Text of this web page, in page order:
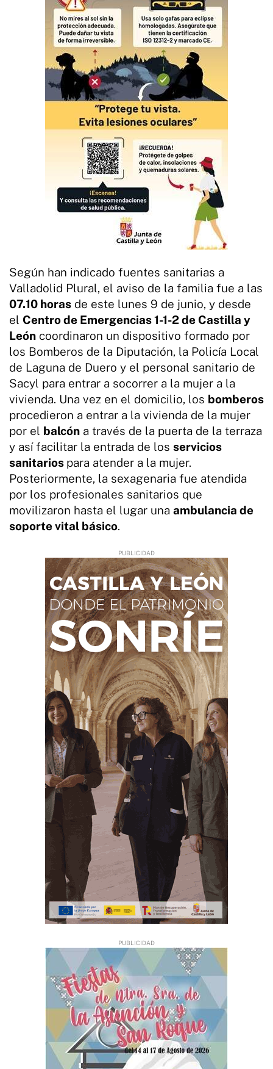
Según han indicado fuentes sanitarias a
Valladolid Plural, el aviso de la familia fue a las
07.10 horas de este lunes 9 de junio, y desde
el Centro de Emergencias 1-1-2 de Castilla y
León coordinaron un dispositivo formado por
los Bomberos de la Diputación, la Policía Local
de Laguna de Duero y el personal sanitario de
Sacyl para entrar a socorrer a la mujer a la
vivienda. Una vez en el domicilio, los bomberos
procedieron a entrar a la vivienda de la mujer
por el balcón a través de la puerta de la terraza
y así facilitar la entrada de los servicios
sanitarios para atender a la mujer.
Posteriormente, la sexagenaria fue atendida
por los profesionales sanitarios que
movilizaron hasta el lugar una ambulancia de
soporte vital básico.